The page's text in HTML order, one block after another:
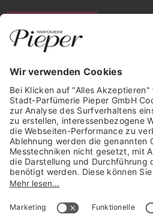
Trusted Shops Mitglied seit 2010